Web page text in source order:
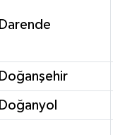
Darende
Doğanşehir
Doğanyol